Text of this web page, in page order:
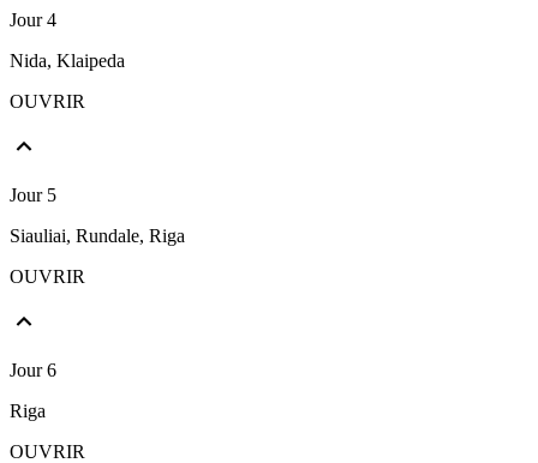
Jour 4
Nida, Klaipeda
OUVRIR
Jour 5
Siauliai, Rundale, Riga
OUVRIR
Jour 6
Riga
OUVRIR